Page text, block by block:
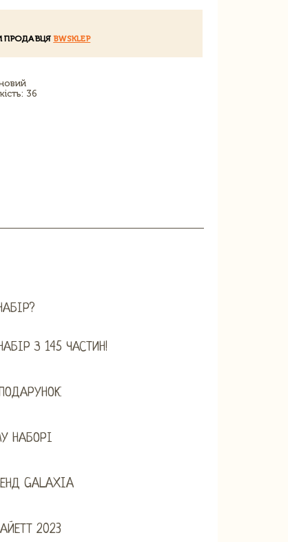
ПРОДАВЦЯBWSKLEP
36
З 145 ЧАСТИН!
НАБОРІ
GALAXIA
2023